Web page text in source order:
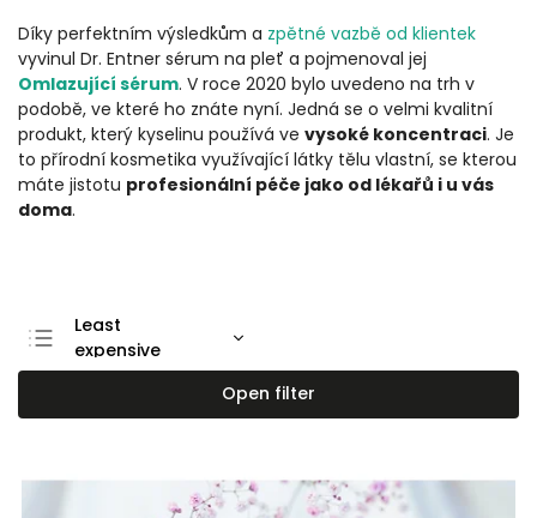
Díky perfektním výsledkům a zpětné vazbě od klientek
vyvinul Dr. Entner sérum na pleť a pojmenoval jej
Omlazující sérum. V roce 2020 bylo uvedeno na trh v
podobě, ve které ho znáte nyní. Jedná se o velmi kvalitní
produkt, který kyselinu používá ve vysoké koncentraci. Je
to přírodní kosmetika využívající látky tělu vlastní, se kterou
máte jistotu profesionální péče jako od lékařů i u vás
doma.
Least
expensive
Most expensive
Bestsellers
Open filter